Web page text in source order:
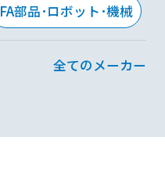
FA部品･ロボット･機械
全てのメーカー